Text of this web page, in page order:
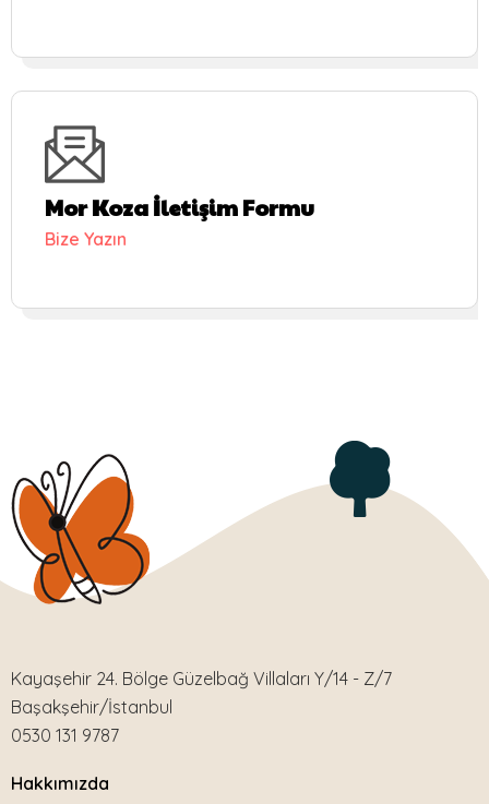
Mor Koza İletişim Formu
Bize Yazın
Kayaşehir 24. Bölge Güzelbağ Villaları Y/14 - Z/7
Başakşehir/İstanbul
0530 131 9787
Hakkımızda